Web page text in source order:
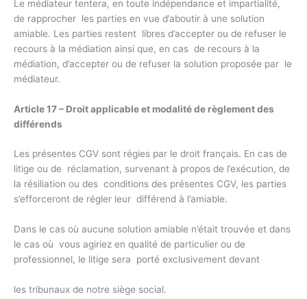
Le médiateur tentera, en toute indépendance et impartialité,
de rapprocher les parties en vue d’aboutir à une solution
amiable. Les parties restent libres d’accepter ou de refuser le
recours à la médiation ainsi que, en cas de recours à la
médiation, d’accepter ou de refuser la solution proposée par le
médiateur.
Article 17 – Droit applicable et modalité de règlement des
différends
Les présentes CGV sont régies par le droit français. En cas de
litige ou de réclamation, survenant à propos de l’exécution, de
la résiliation ou des conditions des présentes CGV, les parties
s’efforceront de régler leur différend à l’amiable.
Dans le cas où aucune solution amiable n’était trouvée et dans
le cas où vous agiriez en qualité de particulier ou de
professionnel, le litige sera porté exclusivement devant
les tribunaux de notre siège social.